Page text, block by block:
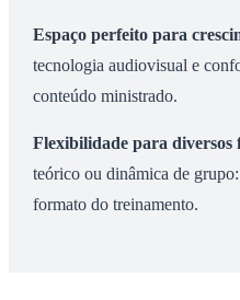
Espaço perfeito para
tecnologia audiovisual e
conteúdo ministrado.
Flexibilidade para diversos
teórico ou dinâmica de grupo:
formato do treinamento.